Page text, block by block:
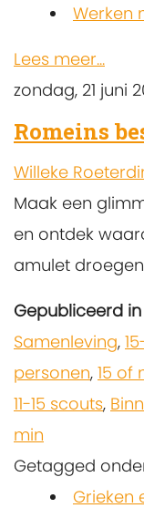
Werken
Lees meer...
zondag, 21 juni
Romeins
Willeke
Maak een
en ontdek
amulet
Gepubliceerd in
Samenleving,
personen, 15 of
11-15 scouts,
min
Getagged
Grieken